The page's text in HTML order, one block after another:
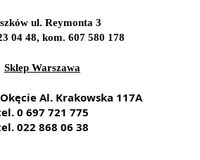
ul. Reymonta 3
04 48, kom. 607 580 178
Sklep Warszawa
Al. Krakowska 117A
0 697 721 775
022 868 06 38